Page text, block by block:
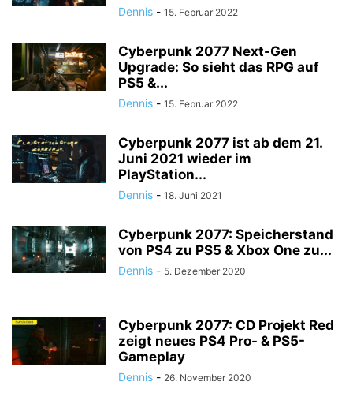
Dennis - 15. Februar 2022
Cyberpunk 2077 Next-Gen
Upgrade: So sieht das RPG auf
PS5 &...
Dennis - 15. Februar 2022
Cyberpunk 2077 ist ab dem 21.
Juni 2021 wieder im
PlayStation...
Dennis - 18. Juni 2021
Cyberpunk 2077: Speicherstand
von PS4 zu PS5 & Xbox One zu...
Dennis - 5. Dezember 2020
Cyberpunk 2077: CD Projekt Red
zeigt neues PS4 Pro- & PS5-
Gameplay
Dennis - 26. November 2020